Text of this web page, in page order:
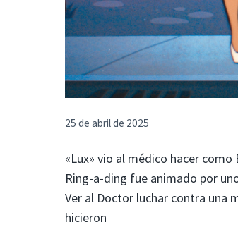
25 de abril de 2025
«Lux» vio al médico hacer como
Ring-a-ding fue animado por
Ver al Doctor luchar contra una
hicieron